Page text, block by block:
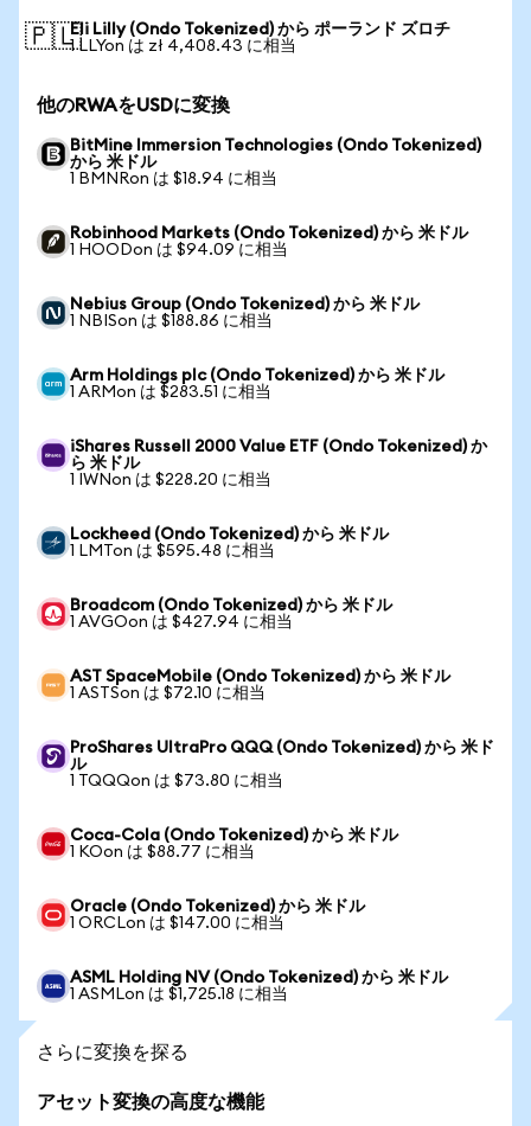
🇵🇱Eli Lilly (Ondo Tokenized) から ポーランド ズロチ
1 LLYon は zł 4,408.43 に相当
他のRWAをUSDに変換
BitMine Immersion Technologies (Ondo Tokenized)
から 米ドル
1 BMNRon は $18.94 に相当
Robinhood Markets (Ondo Tokenized) から 米ドル
1 HOODon は $94.09 に相当
Nebius Group (Ondo Tokenized) から 米ドル
1 NBISon は $188.86 に相当
Arm Holdings plc (Ondo Tokenized) から 米ドル
1 ARMon は $283.51 に相当
iShares Russell 2000 Value ETF (Ondo Tokenized) か
ら 米ドル
1 IWNon は $228.20 に相当
Lockheed (Ondo Tokenized) から 米ドル
1 LMTon は $595.48 に相当
Broadcom (Ondo Tokenized) から 米ドル
1 AVGOon は $427.94 に相当
AST SpaceMobile (Ondo Tokenized) から 米ドル
1 ASTSon は $72.10 に相当
ProShares UltraPro QQQ (Ondo Tokenized) から 米ド
ル
1 TQQQon は $73.80 に相当
Coca-Cola (Ondo Tokenized) から 米ドル
1 KOon は $88.77 に相当
Oracle (Ondo Tokenized) から 米ドル
1 ORCLon は $147.00 に相当
ASML Holding NV (Ondo Tokenized) から 米ドル
1 ASMLon は $1,725.18 に相当
さらに変換を探る
アセット変換の高度な機能